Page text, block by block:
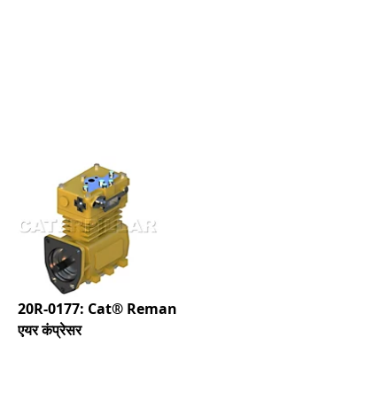
20R-0177: Cat® Reman
एयर कंप्रेसर